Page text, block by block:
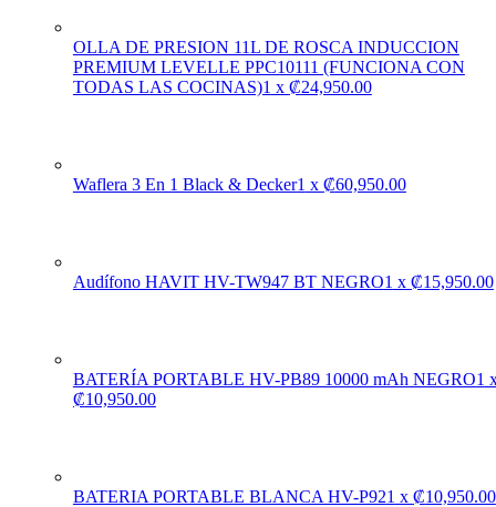
OLLA DE PRESION 11L DE ROSCA INDUCCION
PREMIUM LEVELLE PPC10111 (FUNCIONA CON
TODAS LAS COCINAS)1 x ₡24,950.00
Waflera 3 En 1 Black & Decker1 x ₡60,950.00
Audífono HAVIT HV-TW947 BT NEGRO1 x ₡15,950.00
BATERÍA PORTABLE HV-PB89 10000 mAh NEGRO1
₡10,950.00
BATERIA PORTABLE BLANCA HV-P921 x ₡10,950.00